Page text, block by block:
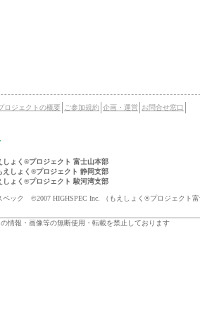
ロジェクトの概要 ご参加規約 企画・運営 お問合せ窓口
しょく®プロジェクト 富士山本部
えしょく®プロジェクト 静岡支部
しょく®プロジェクト 駿河湾支部
ペック ©2007 HIGHSPEC Inc. （もえしょく®プロジェクト
情報・画像等の無断使用・転載を禁止しております